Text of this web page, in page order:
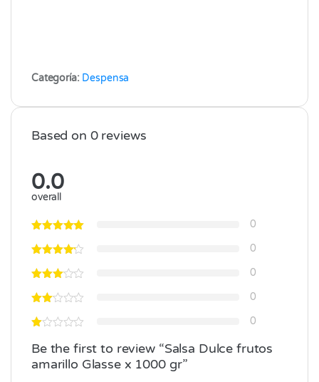
Categoría: Despensa
Based on 0 reviews
0.0
overall
0
0
0
0
0
Be the first to review “Salsa Dulce frutos
amarillo Glasse x 1000 gr”